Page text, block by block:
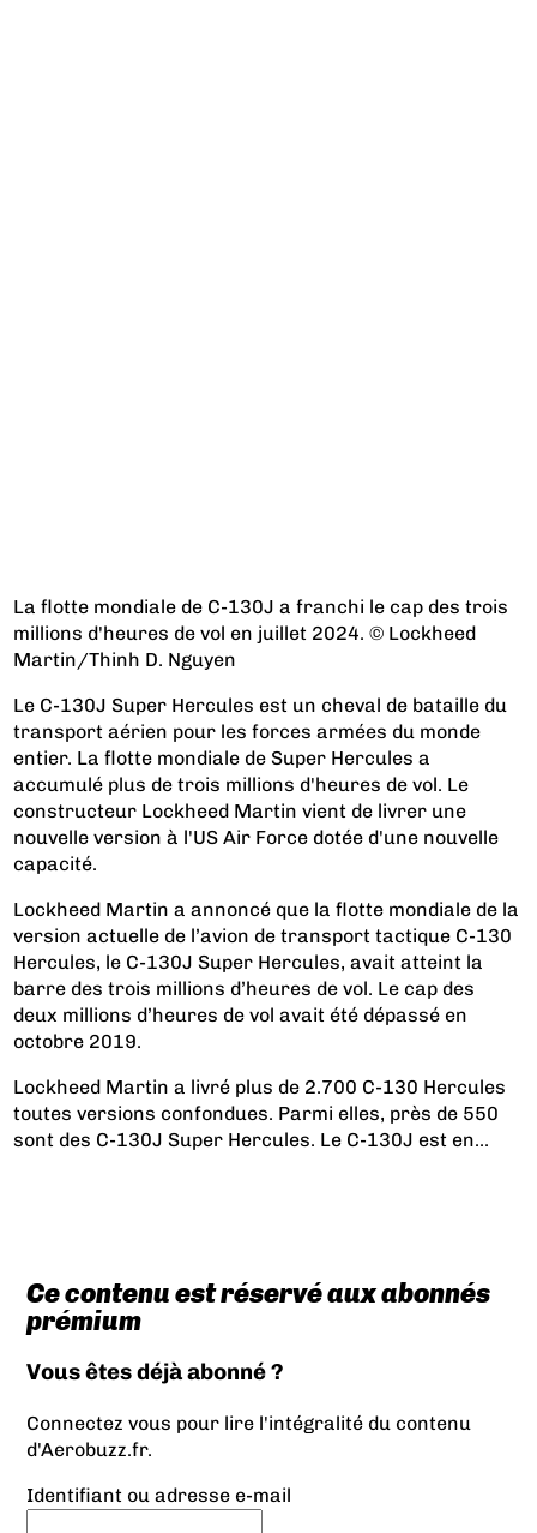
La flotte mondiale de C-130J a franchi le cap des trois
millions d'heures de vol en juillet 2024. © Lockheed
Martin/Thinh D. Nguyen
Le C-130J Super Hercules est un cheval de bataille du
transport aérien pour les forces armées du monde
entier. La flotte mondiale de Super Hercules a
accumulé plus de trois millions d'heures de vol. Le
constructeur Lockheed Martin vient de livrer une
nouvelle version à l'US Air Force dotée d'une nouvelle
capacité.
Lockheed Martin a annoncé que la flotte mondiale de la
version actuelle de l’avion de transport tactique C-130
Hercules, le C-130J Super Hercules, avait atteint la
barre des trois millions d’heures de vol. Le cap des
deux millions d’heures de vol avait été dépassé en
octobre 2019.
Lockheed Martin a livré plus de 2.700 C-130 Hercules
toutes versions confondues. Parmi elles, près de 550
sont des C-130J Super Hercules. Le C-130J est en...
Ce contenu est réservé aux abonnés
prémium
Vous êtes déjà abonné ?
Connectez vous pour lire l'intégralité du contenu
d'Aerobuzz.fr.
Identifiant ou adresse e-mail